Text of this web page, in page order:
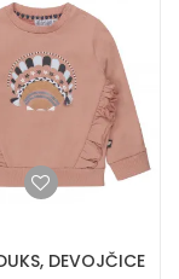
DEVOJČICE